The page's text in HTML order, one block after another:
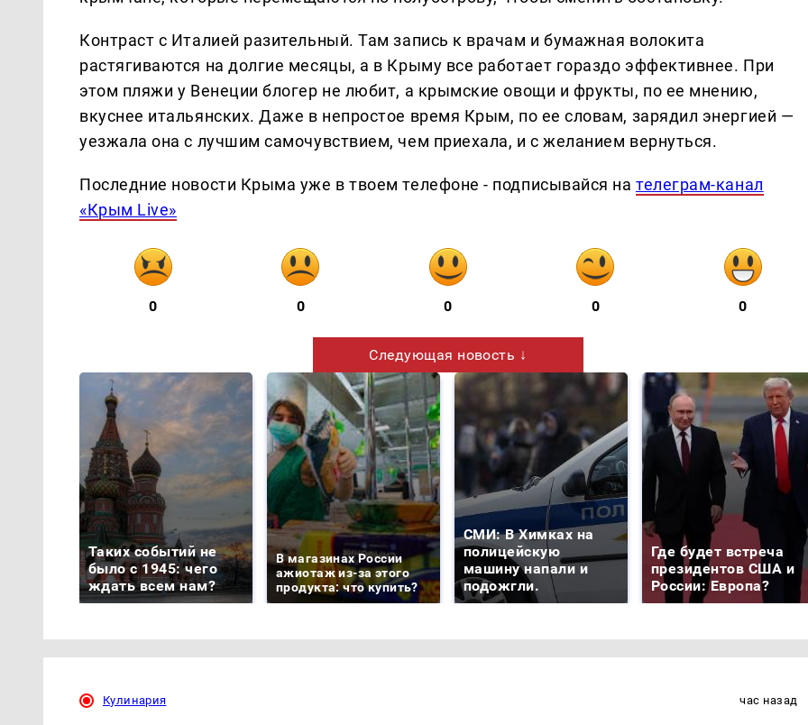
Контраст с Италией разительный. Там запись к врачам и бумажная волокита
растягиваются на долгие месяцы, а в Крыму все работает гораздо эффективнее. При
этом пляжи у Венеции блогер не любит, а крымские овощи и фрукты, по ее мнению,
вкуснее итальянских. Даже в непростое время Крым, по ее словам, зарядил энергией —
уезжала она с лучшим самочувствием, чем приехала, и с желанием вернуться.
Последние новости Крыма уже в твоем телефоне - подписывайся нателеграм-канал
«Крым Live»
0 0 0 0 0
Следующая новость ↓
Таких событий не
было с 1945: чего
ждать всем нам?
В магазинах России
ажиотаж из-за этого
продукта: что купить?
СМИ: В Химках на
полицейскую
машину напали и
подожгли.
Где будет встреча
президентов США и
России: Европа?
Кулинария
час назад